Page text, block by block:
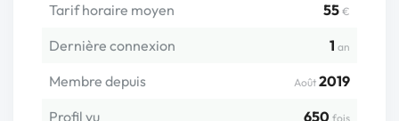
Tarif horaire moyen 55 €
Dernière connexion 1 an
Membre depuis Août 2019
Profil vu
650 fois